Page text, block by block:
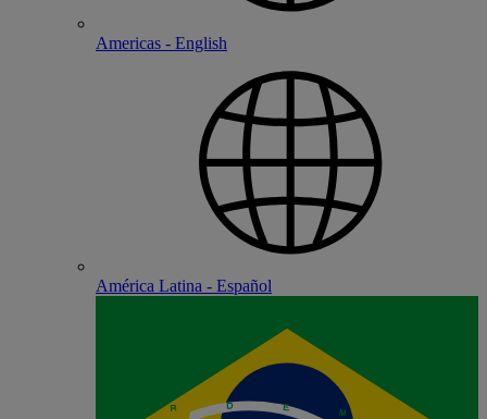
Americas - English
América Latina - Español